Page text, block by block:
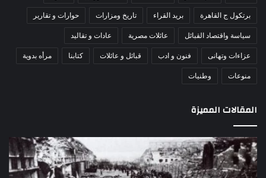
برتكول ج القاهرة بريد القراء تاريخ ومزارات حوارات و تقارير
سياسة واقتصاد القبائل عائلات مصرية عادات و تقاليد
عزاءات وتهانى فنون و ادب قبائل و عائلات كتابنا مرأه بدوية
منوعات وطنيات
المقالات المميزة
مذبحة
اللد..
القصة